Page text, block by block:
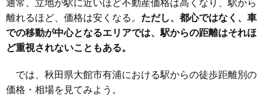
35 金坂 4.5万円 435万円 -3.9%
36 下代野 4.3万円 466万円 -2.0%
37 松木 3.9万円
39 池内道下
通常、立地が駅に近いほど不動産価格は高くなり、駅から
離れるほど、価格は安くなる。 ただし、都心ではなく、車
での移動が中心となるエリアでは、駅からの距離はそれほ
ど重視されないこともある。
では、秋田県大館市有浦における駅からの徒歩距離別の
価格・相場を見てみよう。